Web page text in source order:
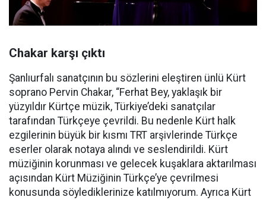
Chakar karşı çıktı
Şanlıurfalı sanatçının bu sözlerini eleştiren ünlü Kürt
soprano Pervin Chakar, “Ferhat Bey, yaklaşık bir
yüzyıldır Kürtçe müzik, Türkiye’deki sanatçılar
tarafından Türkçeye çevrildi. Bu nedenle Kürt halk
ezgilerinin büyük bir kısmı TRT arşivlerinde Türkçe
eserler olarak notaya alındı ve seslendirildi. Kürt
müziğinin korunması ve gelecek kuşaklara aktarılması
açısından Kürt Müziğinin Türkçe’ye çevrilmesi
konusunda söylediklerinize katılmıyorum. Ayrıca Kürt